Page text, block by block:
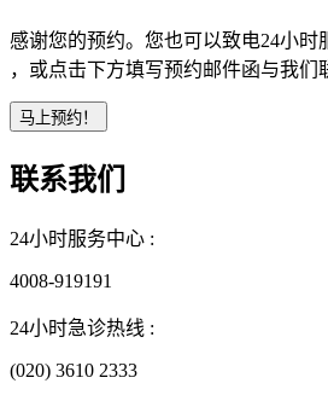
感谢您的预约。您也可以致电24小时
，或点击下方填写预约邮件函与我们
联系我们
24小时服务中心 :
4008-919191
24小时急诊热线 :
(020) 3610 2333